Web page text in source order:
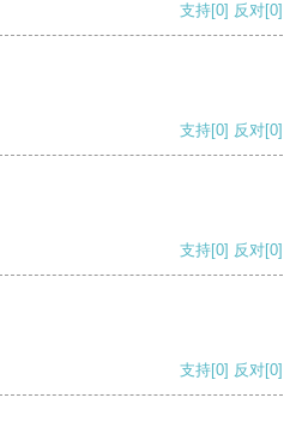
支持[0] 反对[0]
支持[0] 反对[0]
支持[0] 反对[0]
支持[0] 反对[0]